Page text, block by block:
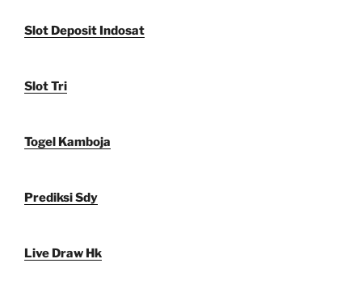
Slot Deposit Indosat
Slot Tri
Togel Kamboja
Prediksi Sdy
Live Draw Hk